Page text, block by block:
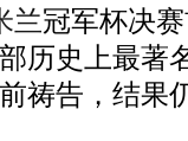
兰冠军杯决
历史上最著
祷告，结果